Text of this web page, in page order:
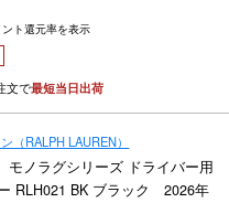
ト還元率を表示
文で最短当日出荷
（RALPH LAUREN）
ノラグシリーズ ドライバー用
RLH021 BK ブラック 2026年